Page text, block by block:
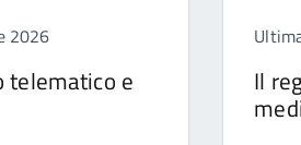
2026
telematico e Il